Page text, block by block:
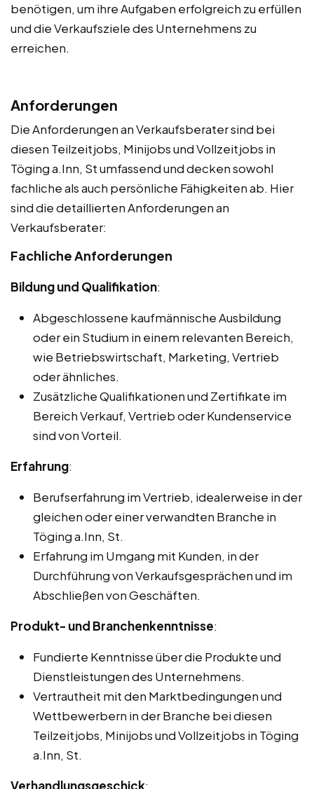
benötigen, um ihre Aufgaben erfolgreich zu erfüllen
und die Verkaufsziele des Unternehmens zu
erreichen.
Anforderungen
Die Anforderungen an Verkaufsberater sind bei
diesen Teilzeitjobs, Minijobs und Vollzeitjobs in
Töging a.Inn, St umfassend und decken sowohl
fachliche als auch persönliche Fähigkeiten ab. Hier
sind die detaillierten Anforderungen an
Verkaufsberater:
Fachliche Anforderungen
Bildung und Qualifikation:
Abgeschlossene kaufmännische Ausbildung
oder ein Studium in einem relevanten Bereich,
wie Betriebswirtschaft, Marketing, Vertrieb
oder ähnliches.
Zusätzliche Qualifikationen und Zertifikate im
Bereich Verkauf, Vertrieb oder Kundenservice
sind von Vorteil.
Erfahrung:
Berufserfahrung im Vertrieb, idealerweise in der
gleichen oder einer verwandten Branche in
Töging a.Inn, St.
Erfahrung im Umgang mit Kunden, in der
Durchführung von Verkaufsgesprächen und im
Abschließen von Geschäften.
Produkt- und Branchenkenntnisse:
Fundierte Kenntnisse über die Produkte und
Dienstleistungen des Unternehmens.
Vertrautheit mit den Marktbedingungen und
Wettbewerbern in der Branche bei diesen
Teilzeitjobs, Minijobs und Vollzeitjobs in Töging
a.Inn, St.
Verhandlungsgeschick: